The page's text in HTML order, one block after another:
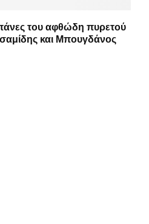
του αφθώδη πυρετού
και Μπουγδάνος